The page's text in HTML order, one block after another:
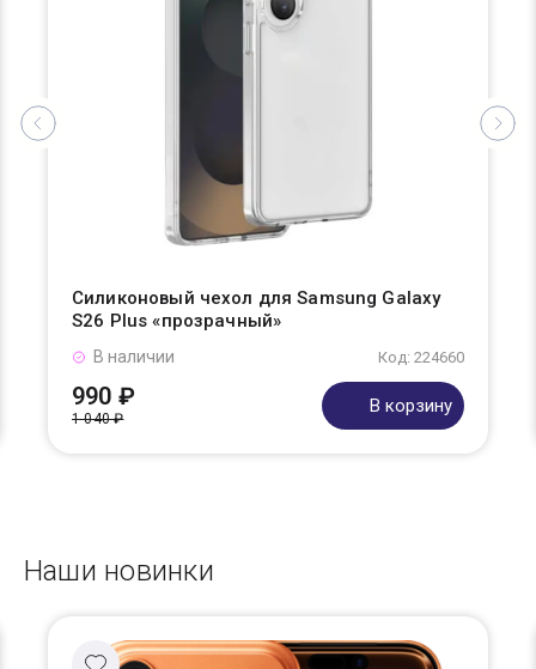
Силиконовый чехол для Samsung Galaxy
S26 Plus «прозрачный»
Код: 224660
В наличии
990 ₽
1 040 ₽
В корзину
Наши новинки